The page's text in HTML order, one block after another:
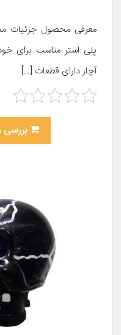
پلی استر مناسب برای
آچار دارای قطعات […]
بررسی